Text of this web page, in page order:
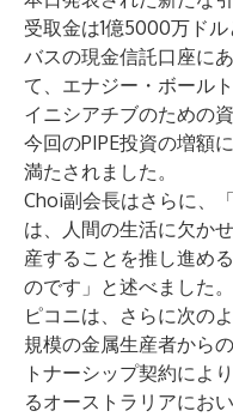
受取金は1億5000万ド
バスの現金信託口座に
て、エナジー・ボール
イニシアチブのための
今回のPIPE投資の増額
満たされました。
Choi副会長はさらに、
は、人間の生活に欠か
産することを推し進め
のです」と述べました。
ピコニは、さらに次の
規模の金属生産者から
トナーシップ契約によ
るオーストラリアにお